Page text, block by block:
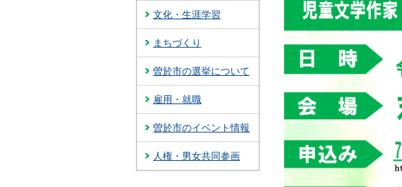
文化・生涯学習
まちづくり
曽於市の選挙について
雇用・就職
曽於市のイベント情報
人権・男女共同参画